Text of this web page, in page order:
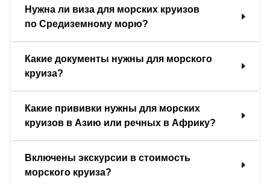
Нужна ли виза для морских круизов
по Средиземному морю?
Какие документы нужны для морского
круиза?
Какие прививки нужны для морских
круизов в Азию или речных в Африку?
Включены экскурсии в стоимость
морского круиза?